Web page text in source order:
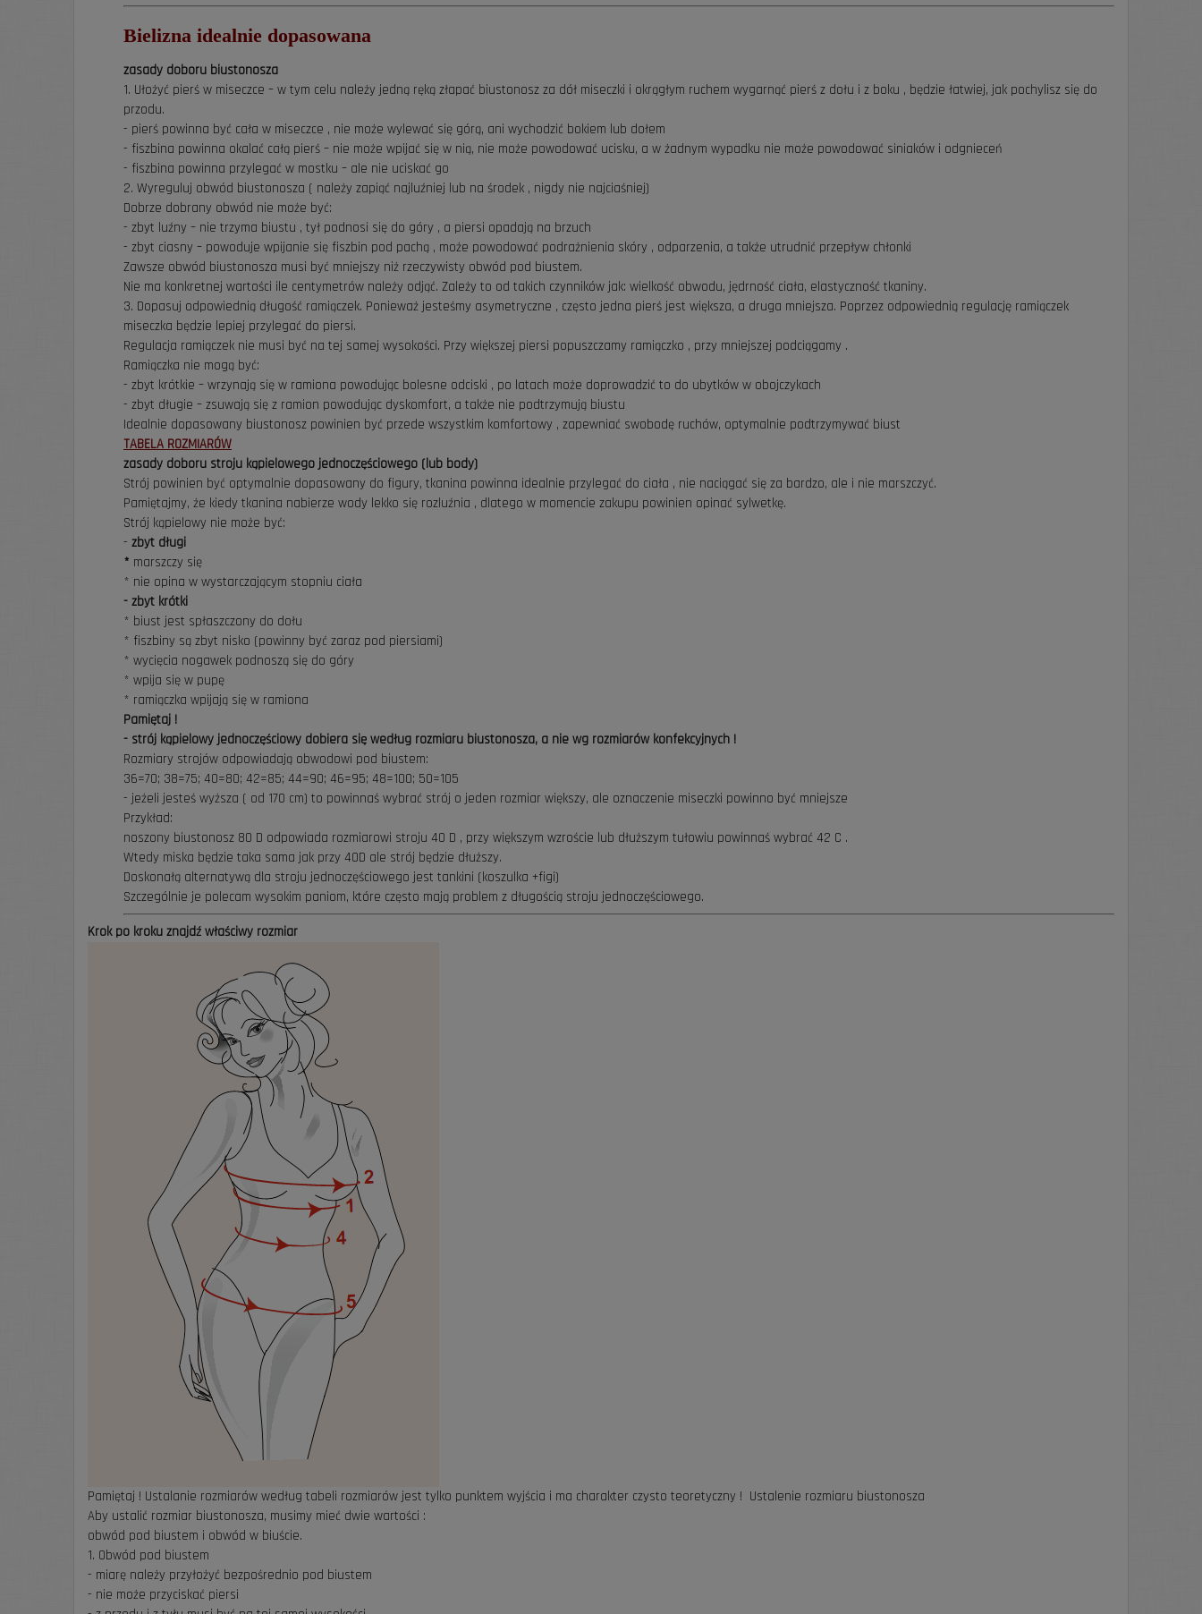
Bielizna idealnie dopasowana
zasady doboru biustonosza
1. Ułożyć pierś w miseczce – w tym celu należy jedną ręką złapać biustonosz za dół miseczki i okrągłym ruchem wygarnąć pierś z dołu i z boku , będzie łatwiej, jak pochylisz się do
przodu.
- pierś powinna być cała w miseczce , nie może wylewać się górą, ani wychodzić bokiem lub dołem
- fiszbina powinna okalać całą pierś – nie może wpijać się w nią, nie może powodować ucisku, a w żadnym wypadku nie może powodować siniaków i odgnieceń
- fiszbina powinna przylegać w mostku – ale nie uciskać go
2. Wyreguluj obwód biustonosza ( należy zapiąć najluźniej lub na środek , nigdy nie najciaśniej)
Dobrze dobrany obwód nie może być:
- zbyt luźny – nie trzyma biustu , tył podnosi się do góry , a piersi opadają na brzuch
- zbyt ciasny – powoduje wpijanie się fiszbin pod pachą , może powodować podrażnienia skóry , odparzenia, a także utrudnić przepływ chłonki
Zawsze obwód biustonosza musi być mniejszy niż rzeczywisty obwód pod biustem.
Nie ma konkretnej wartości ile centymetrów należy odjąć. Zależy to od takich czynników jak: wielkość obwodu, jędrność ciała, elastyczność tkaniny.
3. Dopasuj odpowiednią długość ramiączek. Ponieważ jesteśmy asymetryczne , często jedna pierś jest większa, a druga mniejsza. Poprzez odpowiednią regulację ramiączek
miseczka będzie lepiej przylegać do piersi.
Regulacja ramiączek nie musi być na tej samej wysokości. Przy większej piersi popuszczamy ramiączko , przy mniejszej podciągamy .
Ramiączka nie mogą być:
- zbyt krótkie – wrzynają się w ramiona powodując bolesne odciski , po latach może doprowadzić to do ubytków w obojczykach
- zbyt długie – zsuwają się z ramion powodując dyskomfort, a także nie podtrzymują biustu
Idealnie dopasowany biustonosz powinien być przede wszystkim komfortowy , zapewniać swobodę ruchów, optymalnie podtrzymywać biust
TABELA ROZMIARÓW
zasady doboru stroju kąpielowego jednoczęściowego (lub body)
Strój powinien być optymalnie dopasowany do figury, tkanina powinna idealnie przylegać do ciała , nie naciągać się za bardzo, ale i nie marszczyć.
Pamiętajmy, że kiedy tkanina nabierze wody lekko się rozluźnia , dlatego w momencie zakupu powinien opinać sylwetkę.
Strój kąpielowy nie może być:
- zbyt długi
* marszczy się
* nie opina w wystarczającym stopniu ciała
- zbyt krótki
* biust jest spłaszczony do dołu
* fiszbiny są zbyt nisko (powinny być zaraz pod piersiami)
* wycięcia nogawek podnoszą się do góry
* wpija się w pupę
* ramiączka wpijają się w ramiona
Pamiętaj !
- strój kąpielowy jednoczęściowy dobiera się według rozmiaru biustonosza, a nie wg rozmiarów konfekcyjnych !
Rozmiary strojów odpowiadają obwodowi pod biustem:
36=70; 38=75; 40=80; 42=85; 44=90; 46=95; 48=100; 50=105
- jeżeli jesteś wyższa ( od 170 cm) to powinnaś wybrać strój o jeden rozmiar większy, ale oznaczenie miseczki powinno być mniejsze
Przykład:
noszony biustonosz 80 D odpowiada rozmiarowi stroju 40 D , przy większym wzroście lub dłuższym tułowiu powinnaś wybrać 42 C .
Wtedy miska będzie taka sama jak przy 40D ale strój będzie dłuższy.
Doskonałą alternatywą dla stroju jednoczęściowego jest tankini (koszulka +figi)
Szczególnie je polecam wysokim paniom, które często mają problem z długością stroju jednoczęściowego.
Krok po kroku znajdź właściwy rozmiar
Pamiętaj ! Ustalanie rozmiarów według tabeli rozmiarów jest tylko punktem wyjścia i ma charakter czysto teoretyczny ! Ustalenie rozmiaru biustonosza
Aby ustalić rozmiar biustonosza, musimy mieć dwie wartości :
obwód pod biustem i obwód w biuście.
1. Obwód pod biustem
- miarę należy przyłożyć bezpośrednio pod biustem
- nie może przyciskać piersi